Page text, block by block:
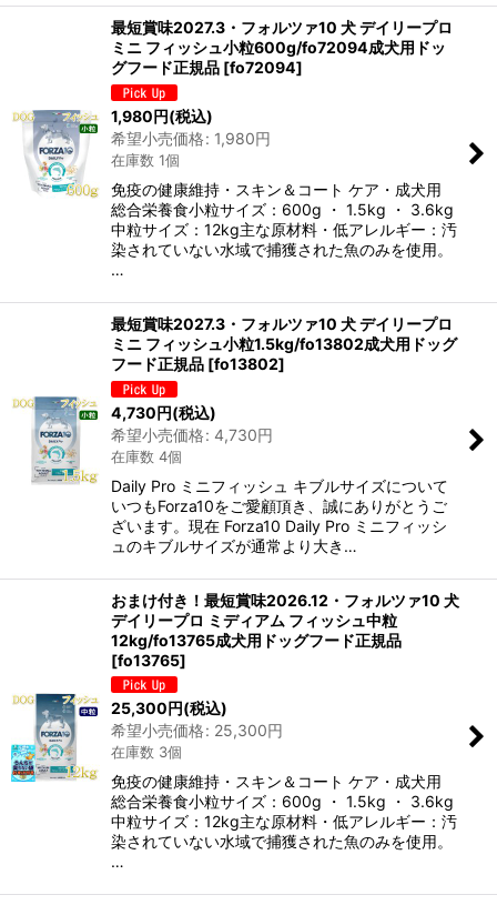
最短賞味2027.3・フォルツァ10 犬 デイリープロ
ミニ フィッシュ小粒600g/fo72094成犬用ドッ
グフード正規品 [fo72094]
1,980円(税込)
希望小売価格: 1,980円
在庫数 1個
免疫の健康維持・スキン＆コート ケア・成犬用
総合栄養食小粒サイズ：600g ・ 1.5kg ・ 3.6kg
中粒サイズ：12kg主な原材料・低アレルギー：汚
染されていない水域で捕獲された魚のみを使用。
…
最短賞味2027.3・フォルツァ10 犬 デイリープロ
ミニ フィッシュ小粒1.5kg/fo13802成犬用ドッグ
フード正規品 [fo13802]
4,730円(税込)
希望小売価格: 4,730円
在庫数 4個
Daily Pro ミニフィッシュ キブルサイズについて
いつもForza10をご愛顧頂き、誠にありがとうご
ざいます。現在 Forza10 Daily Pro ミニフィッシ
ュのキブルサイズが通常より大き…
おまけ付き！最短賞味2026.12・フォルツァ10 犬
デイリープロ ミディアム フィッシュ中粒
12kg/fo13765成犬用ドッグフード正規品
[fo13765]
25,300円(税込)
希望小売価格: 25,300円
在庫数 3個
免疫の健康維持・スキン＆コート ケア・成犬用
総合栄養食小粒サイズ：600g ・ 1.5kg ・ 3.6kg
中粒サイズ：12kg主な原材料・低アレルギー：汚
染されていない水域で捕獲された魚のみを使用。
…